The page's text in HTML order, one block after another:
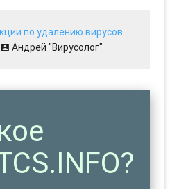
по удалению вирусов
Андрей "Вирусолог"